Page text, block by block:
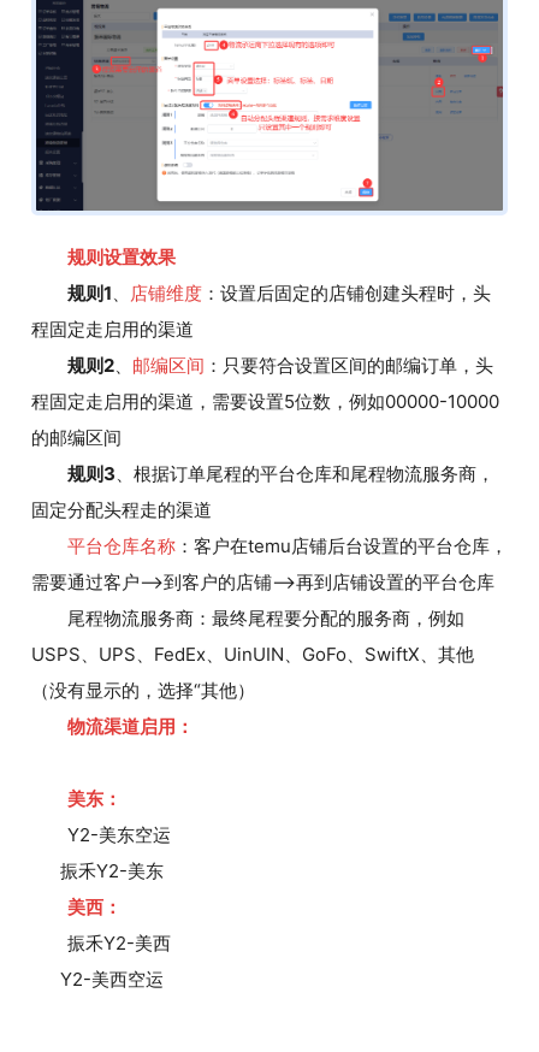
规则设置效果
规则1、 店铺维度 ：设置后固定的店铺创建头程时，头
程固定走启用的渠道
规则2、 邮编区间 ：只要符合设置区间的邮编订单，头
程固定走启用的渠道，需要设置5位数，例如00000-10000
的邮编区间
规则3、根据订单尾程的平台仓库和尾程物流服务商，
固定分配头程走的渠道
平台仓库名称 ：客户在temu店铺后台设置的平台仓库，
需要通过客户—>到客户的店铺—>再到店铺设置的平台仓库
尾程物流服务商：最终尾程要分配的服务商，例如
USPS、UPS、FedEx、UinUIN、GoFo、SwiftX、其他
（没有显示的，选择“其他）
物流渠道启用：
美东：
Y2-美东空运
振禾Y2-美东
美西：
振禾Y2-美西
Y2-美西空运